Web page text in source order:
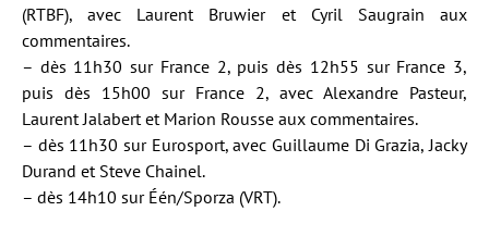
(RTBF), avec Laurent Bruwier et Cyril Saugrain aux
commentaires.
– dès 11h30 sur France 2, puis dès 12h55 sur France 3,
puis dès 15h00 sur France 2, avec Alexandre Pasteur,
Laurent Jalabert et Marion Rousse aux commentaires.
– dès 11h30 sur Eurosport, avec Guillaume Di Grazia, Jacky
Durand et Steve Chainel.
– dès 14h10 sur Één/Sporza (VRT).